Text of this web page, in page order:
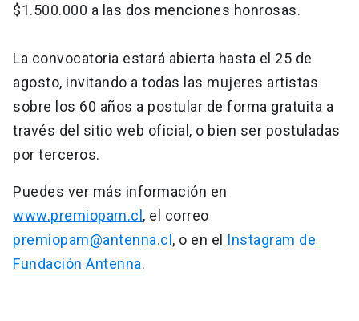
$1.500.000 a las dos menciones honrosas.
La convocatoria estará abierta hasta el 25 de
agosto, invitando a todas las mujeres artistas
sobre los 60 años a postular de forma gratuita a
través del sitio web oficial, o bien ser postuladas
por terceros.
Puedes ver más información en
www.premiopam.cl , el correo
premiopam@antenna.cl , o en el Instagram de
Fundación Antenna.